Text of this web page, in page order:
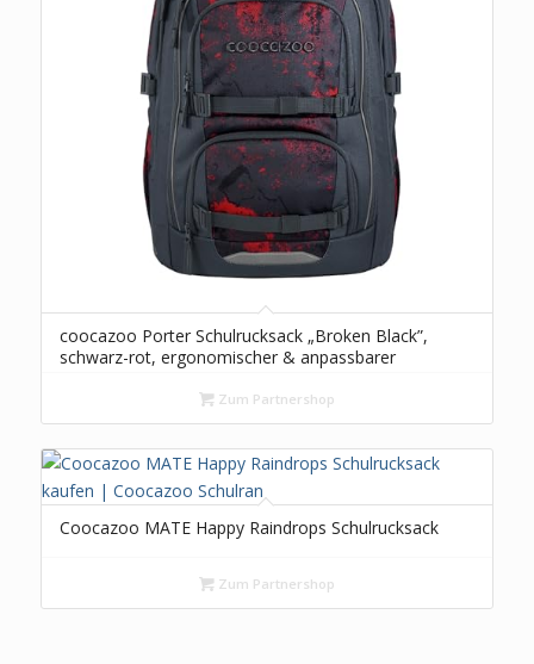
coocazoo Porter Schulrucksack „Broken Black”,
schwarz-rot, ergonomischer & anpassbarer
Brustgurt & Hüftgurt, ab der 3. Klasse
Zum Partnershop
Coocazoo MATE Happy Raindrops Schulrucksack
Zum Partnershop